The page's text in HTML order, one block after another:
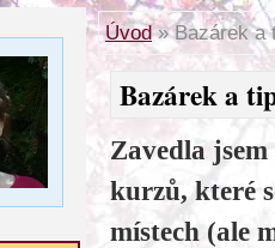
Úvod»Bazárek a
Bazárek a
Zavedla
kurzů, které
místech (ale